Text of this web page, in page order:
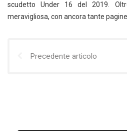
scudetto Under 16 del 2019.
meravigliosa, con ancora tante
Precedente articolo